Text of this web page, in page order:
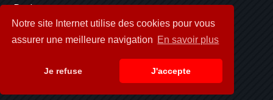
Notre site Internet utilise des cookies pour vous
assurer une meilleure navigation En savoir plus
Je refuse J'accepte
Dunkerque